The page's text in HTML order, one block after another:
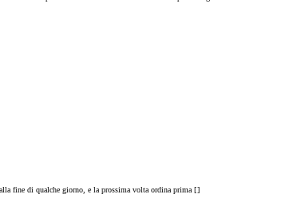
fine di qualche giorno, e la prossima volta ordina prima []